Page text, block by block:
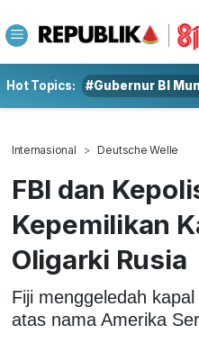
Hot Topics: #Gubernur BI
Internasional Deutsche Welle
FBI dan
Kepemilikan
Oligarki Rusia
Fiji menggeledah
atas nama Amerika